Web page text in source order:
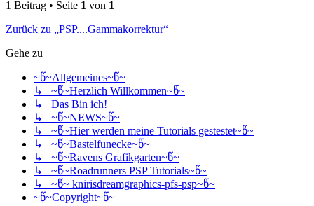
1 Beitrag • Seite 1 von 1
Zurück zu „PSP....Gammakorrektur“
Gehe zu
~წ~Allgemeines~წ~
↳ ~წ~Herzlich Willkommen~წ~
↳ Das Bin ich!
↳ ~წ~NEWS~წ~
↳ ~წ~Hier werden meine Tutorials gestestet~წ~
↳ ~წ~Bastelfunecke~წ~
↳ ~წ~Ravens Grafikgarten~წ~
↳ ~წ~Roadrunners PSP Tutorials~წ~
↳ ~წ~ knirisdreamgraphics-pfs-psp~წ~
~წ~Copyright~წ~